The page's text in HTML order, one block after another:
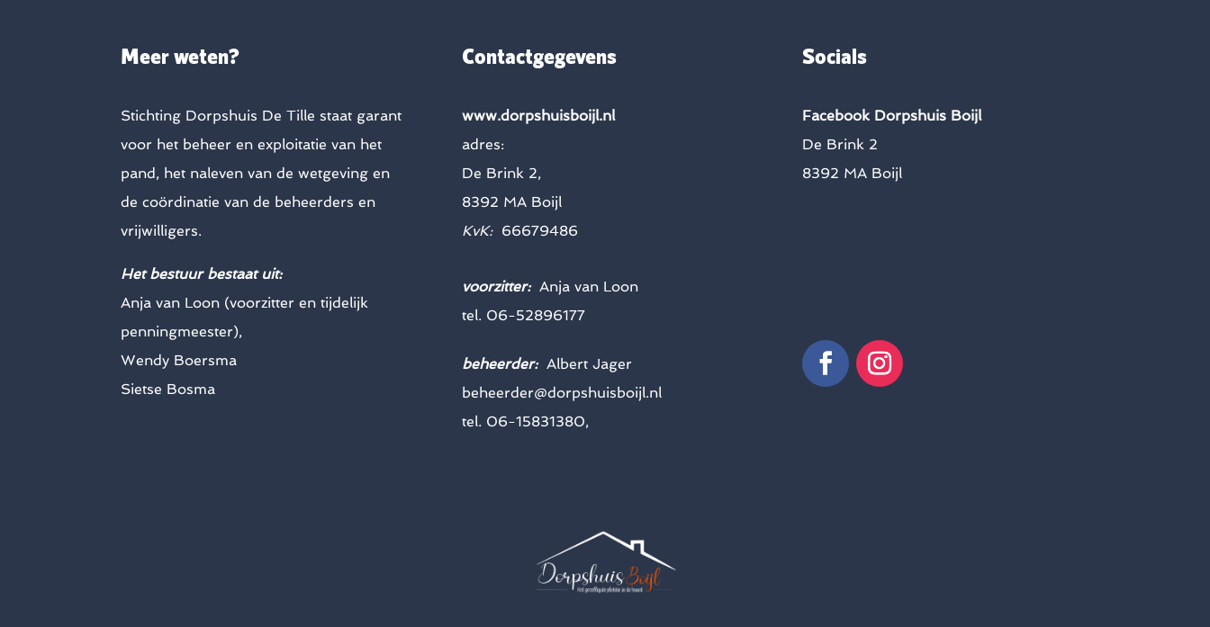
Meer weten?
Stichting Dorpshuis De Tille staat garant
voor het beheer en exploitatie van het
pand, het naleven van de wetgeving en
de coördinatie van de beheerders en
vrijwilligers.
Het bestuur bestaat uit:
Anja van Loon (voorzitter en tijdelijk
penningmeester),
Wendy Boersma
Sietse Bosma
Contactgegevens
www.dorpshuisboijl.nl
adres:
De Brink 2,
8392 MA Boijl
KvK:66679486
voorzitter: Anja van Loon
tel. 06-52896177
beheerder: Albert Jager
beheerder@dorpshuisboijl.nl
tel. 06-15831380,
Socials
Facebook Dorpshuis Boijl
De Brink 2
8392 MA Boijl